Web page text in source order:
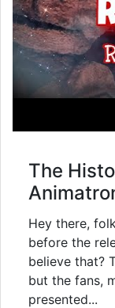
The
Hey there,
before the
believe that?
but the fans,
presented...